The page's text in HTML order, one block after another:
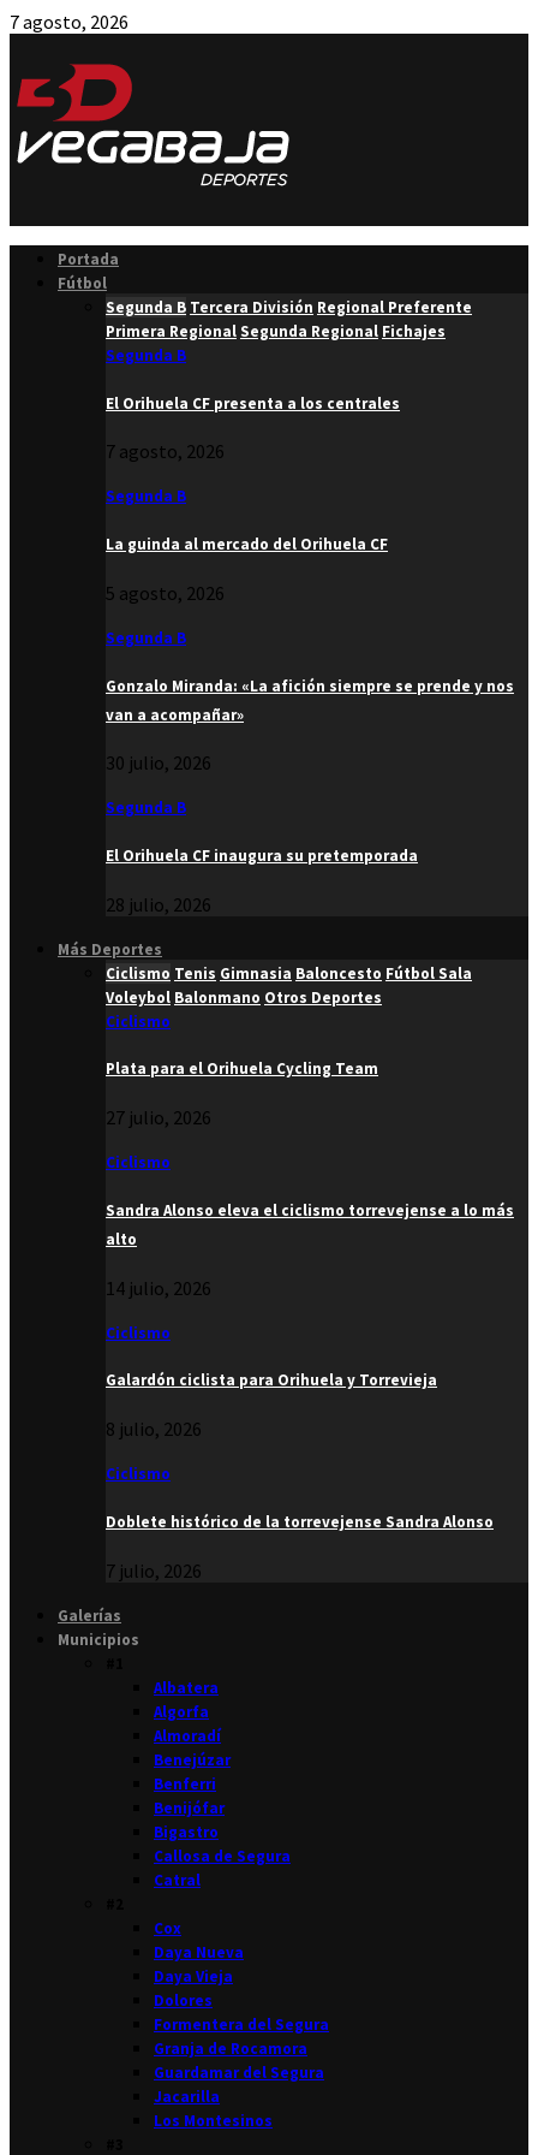
7 agosto, 2026
Portada
Fútbol
Segunda B Tercera División Regional Preferente
Primera RegionalSegunda Regional Fichajes
Segunda B
El Orihuela CF presenta a los centrales
7 agosto, 2026
Segunda B
La guinda al mercado del Orihuela CF
5 agosto, 2026
Segunda B
Gonzalo Miranda: «La afición siempre se prende y nos
van a acompañar»
30 julio, 2026
Segunda B
El Orihuela CF inaugura su pretemporada
28 julio, 2026
Más Deportes
Ciclismo Tenis Gimnasia Baloncesto Fútbol Sala
Voleybol Balonmano Otros Deportes
Ciclismo
Plata para el Orihuela Cycling Team
27 julio, 2026
Ciclismo
Sandra Alonso eleva el ciclismo torrevejense a lo más
alto
14 julio, 2026
Ciclismo
Galardón ciclista para Orihuela y Torrevieja
8 julio, 2026
Ciclismo
Doblete histórico de la torrevejense Sandra Alonso
7 julio, 2026
Galerías
Municipios
Albatera
Algorfa
Almoradí
Benejúzar
Benferri
Benijófar
Bigastro
Callosa de Segura
Catral
Cox
Daya Nueva
Daya Vieja
Dolores
Formentera del Segura
Granja de Rocamora
Guardamar del Segura
Jacarilla
Los Montesinos